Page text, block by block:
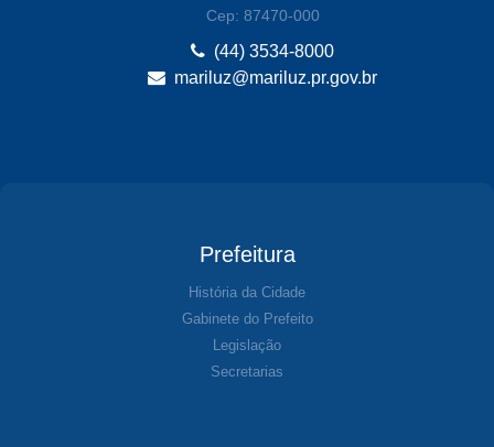
Cep: 87470-000
(44) 3534-8000
mariluz@mariluz.pr.gov.br
Prefeitura
História da Cidade
Gabinete do Prefeito
Legislação
Secretarias